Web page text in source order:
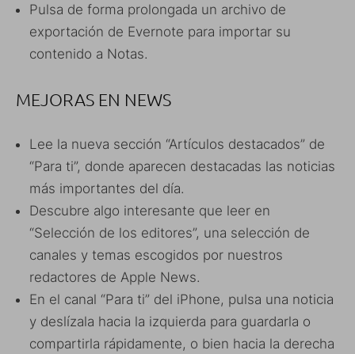
Pulsa de forma prolongada un archivo de
exportación de Evernote para importar su
contenido a Notas.
MEJORAS EN NEWS
Lee la nueva sección “Artículos destacados” de
“Para ti”, donde aparecen destacadas las noticias
más importantes del día.
Descubre algo interesante que leer en
“Selección de los editores”, una selección de
canales y temas escogidos por nuestros
redactores de Apple News.
En el canal “Para ti” del iPhone, pulsa una noticia
y deslízala hacia la izquierda para guardarla o
compartirla rápidamente, o bien hacia la derecha